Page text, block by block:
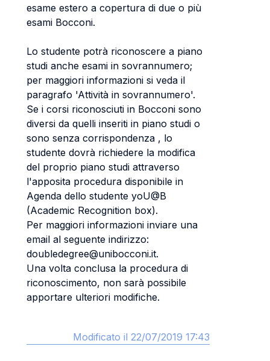
esame estero a copertura di due o più
esami Bocconi.
Lo studente potrà riconoscere a piano
studi anche esami in sovrannumero;
per maggiori informazioni si veda il
paragrafo 'Attività in sovrannumero'.
Se i corsi riconosciuti in Bocconi sono
diversi da quelli inseriti in piano studi o
sono senza corrispondenza , lo
studente dovrà richiedere la modifica
del proprio piano studi attraverso
l'apposita procedura disponibile in
Agenda dello studente yoU@B
(Academic Recognition box).
Per maggiori informazioni inviare una
email al seguente indirizzo:
doubledegree@unibocconi.it.
Una volta conclusa la procedura di
riconoscimento, non sarà possibile
apportare ulteriori modifiche.
Modificato il 22/07/2019 17:43